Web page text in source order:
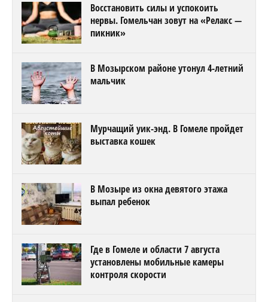
Восстановить силы и успокоить
нервы. Гомельчан зовут на «Релакс —
пикник»
В Мозырском районе утонул 4-летний
мальчик
Мурчащий уик-энд. В Гомеле пройдет
выставка кошек
В Мозыре из окна девятого этажа
выпал ребенок
Где в Гомеле и области 7 августа
установлены мобильные камеры
контроля скорости